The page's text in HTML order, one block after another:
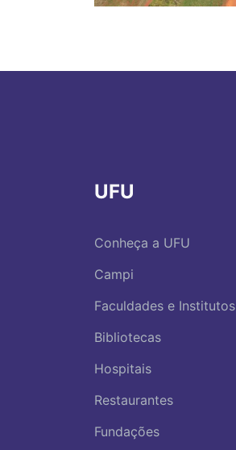
UFU
Conheça a UFU
Campi
Faculdades e Institutos
Bibliotecas
Hospitais
Restaurantes
Fundações